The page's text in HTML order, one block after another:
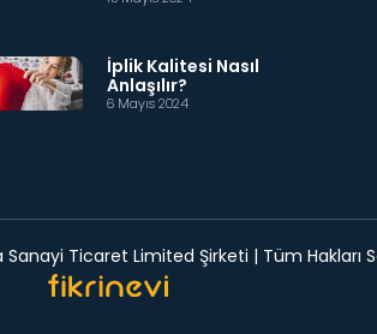
İplik Kalitesi Nasıl
Anlaşılır?
6 Mayıs 2024
Ticaret Limited Şirketi | Tüm Hakları